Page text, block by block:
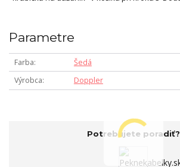
Parametre
Farba
Šedá
Výrobca
Doppler
Potrebujete poradiť?